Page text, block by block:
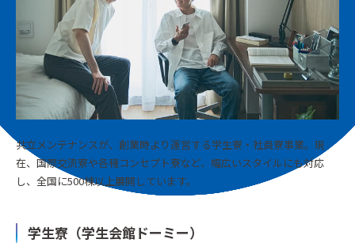
共立メンテナンスが、創業時より運営する学生寮・社員寮事業。現
在、国際交流寮や各種コンセプト寮など、幅広いスタイルにも対応
し、全国に500棟以上展開しています。
学生寮（学生会館ドーミー）